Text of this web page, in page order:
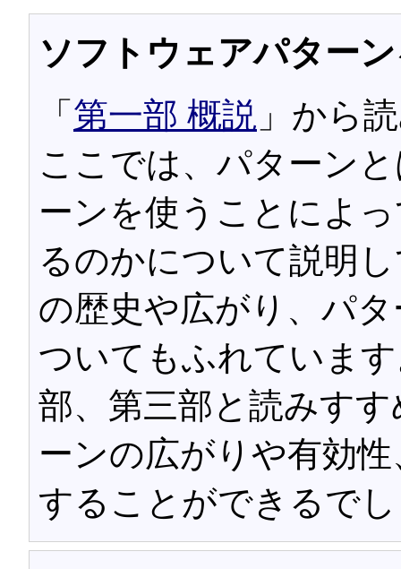
ソフトウェアパター
「 第一部 概説 」から
ここでは、パターン
ーンを使うことによ
るのかについて説明
の歴史や広がり、パ
ついてもふれていま
部、第三部と読みす
ーンの広がりや有効
することができるで